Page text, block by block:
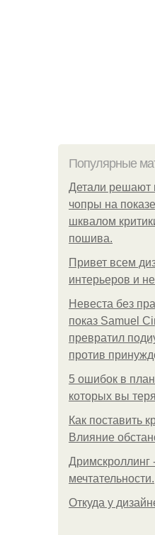
Популярные
Детали решают
чопры на
шквалом
пошива.
Привет всем
интерьеров и
Невеста без
показ Samuel
превратил
против
5 ошибок в
которых вы
Как поставить
Влияние
мечтательности.
Откуда у